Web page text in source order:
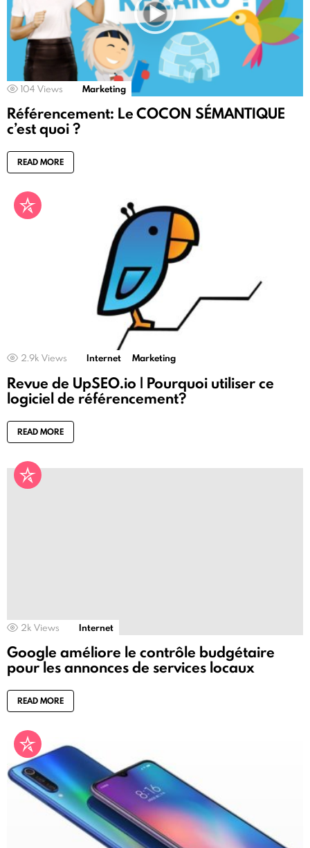
104 Views Marketing
Référencement: Le COCON SÉMANTIQUE
c’est quoi ?
READ MORE
2.9k Views Internet Marketing
Revue de UpSEO.io | Pourquoi utiliser ce
logiciel de référencement?
READ MORE
2k Views Internet
Google améliore le contrôle budgétaire
pour les annonces de services locaux
READ MORE